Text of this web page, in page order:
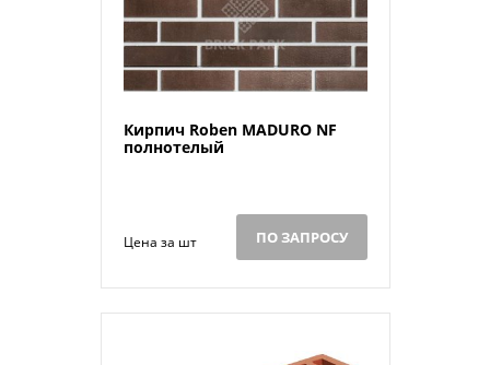
Кирпич Roben MADURO NF
полнотелый
Цена за шт ПО ЗАПРОСУ